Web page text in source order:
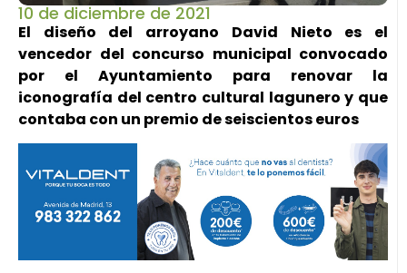
10 de diciembre de 2021
El diseño del arroyano David Nieto es el
vencedor del concurso municipal convocado
por el Ayuntamiento para renovar la
iconografía del centro cultural lagunero y que
contaba con un premio de seiscientos euros